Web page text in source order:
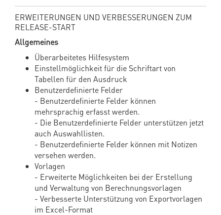
ERWEITERUNGEN UND VERBESSERUNGEN ZUM
RELEASE-START
Allgemeines
Überarbeitetes Hilfesystem
Einstellmöglichkeit für die Schriftart von
Tabellen für den Ausdruck
Benutzerdefinierte Felder
- Benutzerdefinierte Felder können
mehrsprachig erfasst werden.
- Die Benutzerdefinierte Felder unterstützen jetzt
auch Auswahllisten.
- Benutzerdefinierte Felder können mit Notizen
versehen werden.
Vorlagen
- Erweiterte Möglichkeiten bei der Erstellung
und Verwaltung von Berechnungsvorlagen
- Verbesserte Unterstützung von Exportvorlagen
im Excel-Format